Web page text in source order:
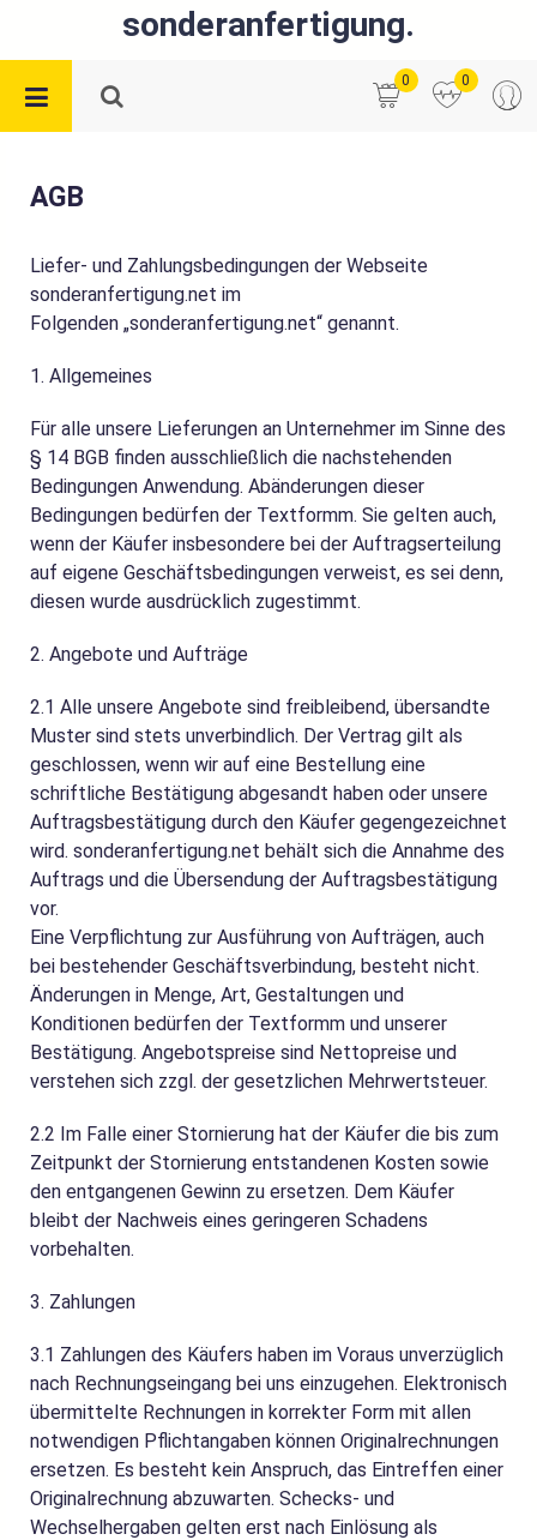
sonderanfertigung.
0 0
AGB
Liefer- und Zahlungsbedingungen der Webseite
sonderanfertigung.net im
Folgenden „sonderanfertigung.net“ genannt.
1. Allgemeines
Für alle unsere Lieferungen an Unternehmer im Sinne des
§ 14 BGB finden ausschließlich die nachstehenden
Bedingungen Anwendung. Abänderungen dieser
Bedingungen bedürfen der Textformm. Sie gelten auch,
wenn der Käufer insbesondere bei der Auftragserteilung
auf eigene Geschäftsbedingungen verweist, es sei denn,
diesen wurde ausdrücklich zugestimmt.
2. Angebote und Aufträge
2.1 Alle unsere Angebote sind freibleibend, übersandte
Muster sind stets unverbindlich. Der Vertrag gilt als
geschlossen, wenn wir auf eine Bestellung eine
schriftliche Bestätigung abgesandt haben oder unsere
Auftragsbestätigung durch den Käufer gegengezeichnet
wird. sonderanfertigung.net behält sich die Annahme des
Auftrags und die Übersendung der Auftragsbestätigung
vor.
Eine Verpflichtung zur Ausführung von Aufträgen, auch
bei bestehender Geschäftsverbindung, besteht nicht.
Änderungen in Menge, Art, Gestaltungen und
Konditionen bedürfen der Textformm und unserer
Bestätigung. Angebotspreise sind Nettopreise und
verstehen sich zzgl. der gesetzlichen Mehrwertsteuer.
2.2 Im Falle einer Stornierung hat der Käufer die bis zum
Zeitpunkt der Stornierung entstandenen Kosten sowie
den entgangenen Gewinn zu ersetzen. Dem Käufer
bleibt der Nachweis eines geringeren Schadens
vorbehalten.
3. Zahlungen
3.1 Zahlungen des Käufers haben im Voraus unverzüglich
nach Rechnungseingang bei uns einzugehen. Elektronisch
übermittelte Rechnungen in korrekter Form mit allen
notwendigen Pflichtangaben können Originalrechnungen
ersetzen. Es besteht kein Anspruch, das Eintreffen einer
Originalrechnung abzuwarten. Schecks- und
Wechselhergaben gelten erst nach Einlösung als